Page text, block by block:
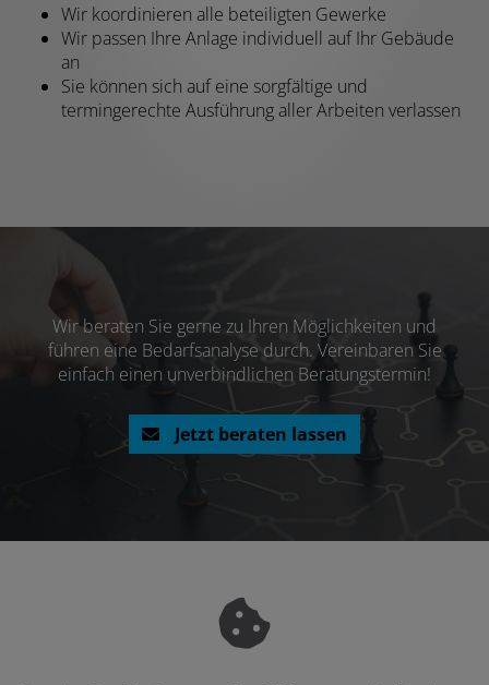
Wir koordinieren alle beteiligten Gewerke
Wir passen Ihre Anlage individuell auf Ihr Gebäude
an
Sie können sich auf eine sorgfältige und
termingerechte Ausführung aller Arbeiten verlassen
Wir beraten Sie gerne zu Ihren Möglichkeiten und
führen eine Bedarfsanalyse durch. Vereinbaren Sie
einfach einen unverbindlichen Beratungstermin!
Jetzt beraten lassen